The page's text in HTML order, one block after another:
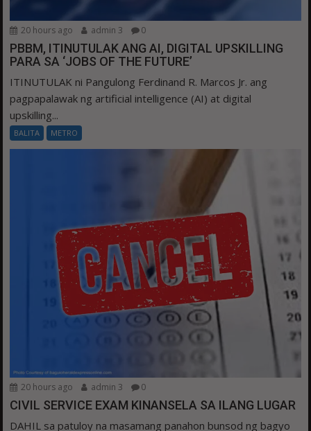
20 hours ago admin 3 0
PBBM, ITINUTULAK ANG AI, DIGITAL UPSKILLING
PARA SA ‘JOBS OF THE FUTURE’
ITINUTULAK ni Pangulong Ferdinand R. Marcos Jr. ang
pagpapalawak ng artificial intelligence (AI) at digital
upskilling...
BALITA METRO
20 hours ago admin 3 0
CIVIL SERVICE EXAM KINANSELA SA ILANG LUGAR
DAHIL sa patuloy na masamang panahon bunsod ng bagyo